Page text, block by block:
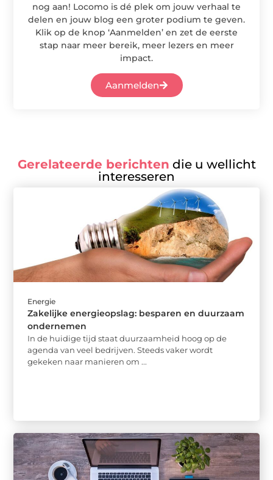
nog aan! Locomo is dé plek om jouw verhaal te
delen en jouw blog een groter podium te geven.
Klik op de knop ‘Aanmelden’ en zet de eerste
stap naar meer bereik, meer lezers en meer
impact.
Aanmelden
Gerelateerde berichten die u wellicht
interesseren
Energie
Zakelijke energieopslag: besparen en duurzaam
ondernemen
In de huidige tijd staat duurzaamheid hoog op de
agenda van veel bedrijven. Steeds vaker wordt
gekeken naar manieren om ...